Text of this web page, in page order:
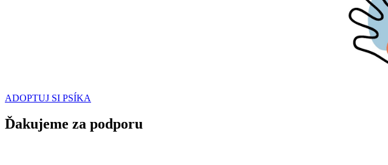
ADOPTUJ SI PSÍKA
Ďakujeme za podporu